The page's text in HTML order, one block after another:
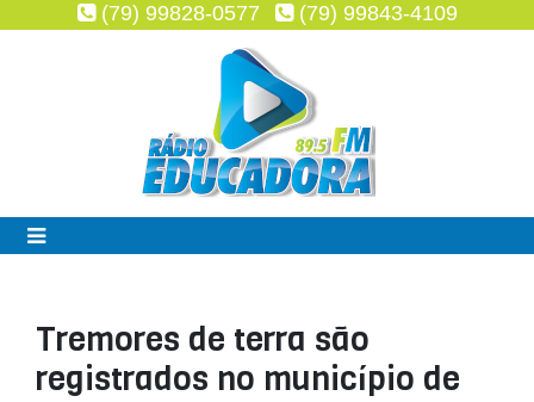
(79) 99828-0577 (79) 99843-4109
Tremores de terra são
registrados no município de